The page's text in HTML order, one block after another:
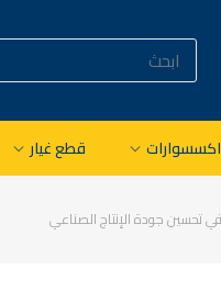
اكسسوارات قطع غيار